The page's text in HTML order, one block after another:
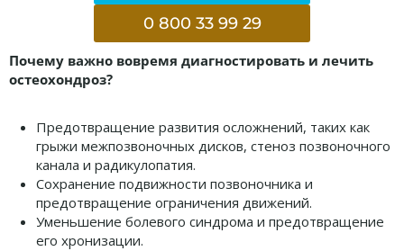
0 800 33 99 29
Почему важно вовремя диагностировать и лечить
остеохондроз?
Предотвращение развития осложнений, таких как
грыжи межпозвоночных дисков, стеноз позвоночного
канала и радикулопатия.
Сохранение подвижности позвоночника и
предотвращение ограничения движений.
Уменьшение болевого синдрома и предотвращение
его хронизации.